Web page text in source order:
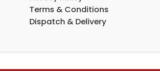
Terms & Conditions
Dispatch & Delivery